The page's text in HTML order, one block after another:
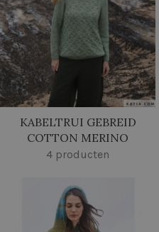
KABELTRUI GEBREID
COTTON MERINO
4 producten